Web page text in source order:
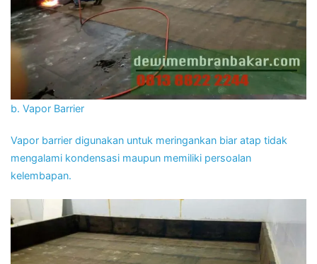
b. Vapor Barrier
Vapor barrier digunakan untuk meringankan biar atap tidak
mengalami kondensasi maupun memiliki persoalan
kelembapan.